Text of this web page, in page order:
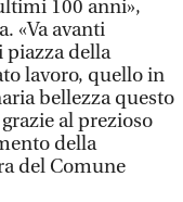
100 anni»,
«Va avanti
piazza della
lavoro, quello in
bellezza questo
al prezioso
della
del Comune